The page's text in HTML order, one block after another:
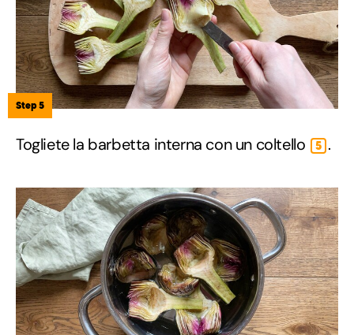
Step 5
Togliete la barbetta interna con un coltello 5 .